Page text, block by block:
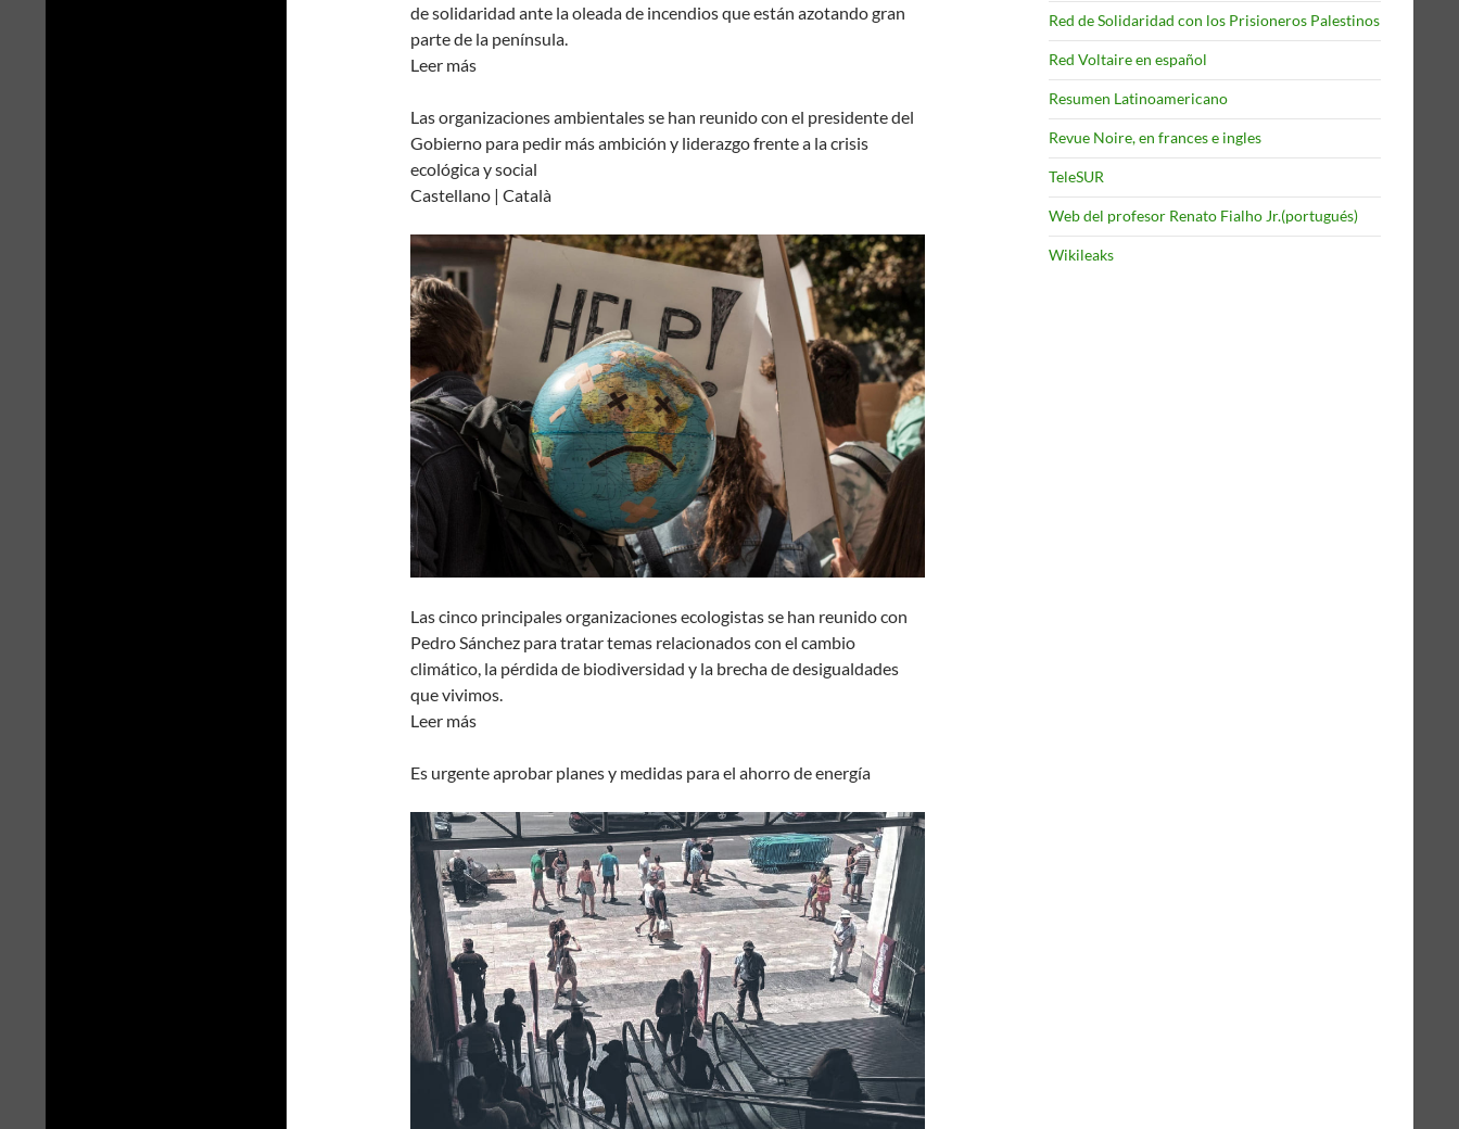
de solidaridad ante la oleada de incendios que están azotando gran
parte de la península.
Leer más
Las organizaciones ambientales se han reunido con el presidente del
Gobierno para pedir más ambición y liderazgo frente a la crisis
ecológica y social
Castellano | Català
Las cinco principales organizaciones ecologistas se han reunido con
Pedro Sánchez para tratar temas relacionados con el cambio
climático, la pérdida de biodiversidad y la brecha de desigualdades
que vivimos.
Leer más
Es urgente aprobar planes y medidas para el ahorro de energía
Red de Solidaridad con los Prisioneros Palestinos
Red Voltaire en español
Resumen Latinoamericano
Revue Noire, en frances e ingles
TeleSUR
Web del profesor Renato Fialho Jr.(portugués)
Wikileaks